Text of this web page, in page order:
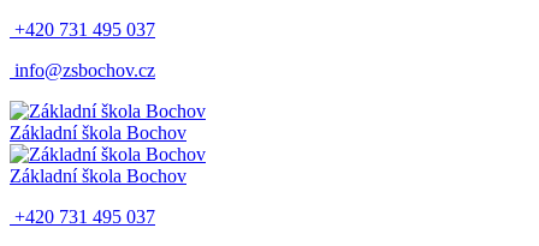
+420 731 495 037
info@zsbochov.cz
Základní škola Bochov
Základní škola Bochov
+420 731 495 037